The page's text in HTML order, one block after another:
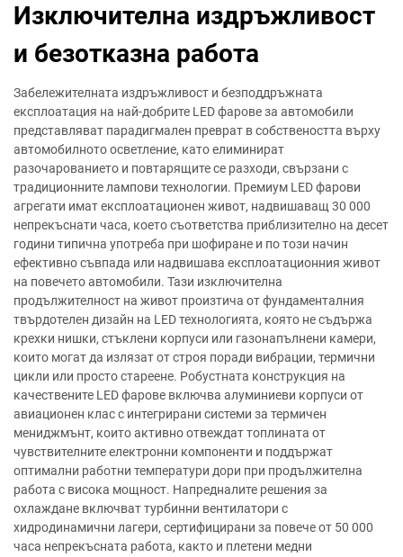
Изключителна издръжливост
и безотказна работа
Забележителната издръжливост и безподдръжната
експлоатация на най-добрите LED фарове за автомобили
представляват парадигмален преврат в собствеността върху
автомобилното осветление, като елиминират
разочарованието и повтарящите се разходи, свързани с
традиционните лампови технологии. Премиум LED фарови
агрегати имат експлоатационен живот, надвишаващ 30 000
непрекъснати часа, което съответства приблизително на десет
години типична употреба при шофиране и по този начин
ефективно съвпада или надвишава експлоатационния живот
на повечето автомобили. Тази изключителна
продължителност на живот произтича от фундаменталния
твърдотелен дизайн на LED технологията, която не съдържа
крехки нишки, стъклени корпуси или газонапълнени камери,
които могат да излязат от строя поради вибрации, термични
цикли или просто стареене. Робустната конструкция на
качествените LED фарове включва алуминиеви корпуси от
авиационен клас с интегрирани системи за термичен
мениджмънт, които активно отвеждат топлината от
чувствителните електронни компоненти и поддържат
оптимални работни температури дори при продължителна
работа с висока мощност. Напредналите решения за
охлаждане включват турбинни вентилатори с
хидродинамични лагери, сертифицирани за повече от 50 000
часа непрекъсната работа, както и плетени медни